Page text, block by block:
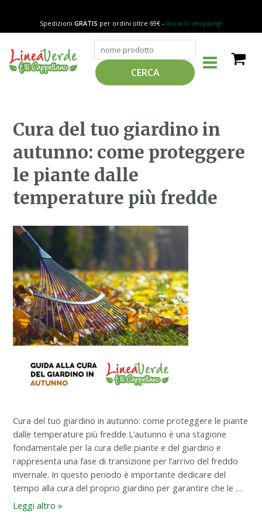
contenuto
Spedizioni GRATIS per ordini oltre 69€ - Inizia lo shopping!
CERCA
MENU
Cura del tuo giardino in
autunno: come proteggere
le piante dalle
temperature più fredde
Cura del tuo giardino in autunno: come proteggere le piante
dalle temperature più fredde L’autunno è una stagione
fondamentale per la cura delle piante e del giardino e
rappresenta una fase di transizione per l’arrivo del freddo
invernale. In questo periodo è importante dedicare del
tempo alla cura del proprio giardino per garantire che le …
Cura
del
tuo
giardino
in
autunno:
come
le
piante
temperature
più
fredde
Leggi altro »